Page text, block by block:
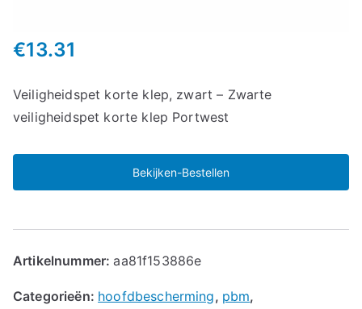
€13.31
Veiligheidspet korte klep, zwart – Zwarte
veiligheidspet korte klep Portwest
Bekijken-Bestellen
Artikelnummer:aa81f153886e
Categorieën: hoofdbescherming, pbm,